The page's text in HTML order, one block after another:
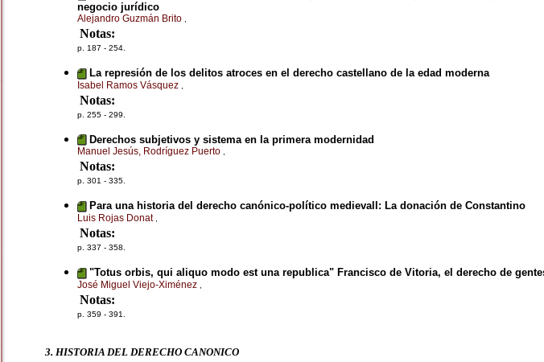
negocio jurídico
Alejandro Guzmán Brito
Notas:
p. 187 - 254.
La represión de los delitos atroces en el derecho castellano de la edad moderna
Isabel Ramos Vásquez
Notas:
p. 255 - 299.
Derechos subjetivos y sistema en la primera modernidad
Manuel Jesús, Rodríguez Puerto ,
Notas:
p. 301 - 335.
Para una historia del derecho canónico-político medievall: La donación de Constantino
Luis Rojas Donat ,
Notas:
p. 337 - 358.
"Totus orbis, qui aliquo modo est una republica" Francisco de Vitoria, el derecho de
José Miguel Viejo-Ximénez
Notas:
p. 359 - 391.
3. HISTORIA DEL DERECHO CANONICO